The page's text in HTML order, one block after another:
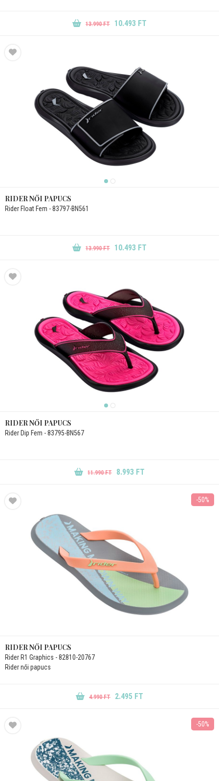
13.990 FT 10.493 FT
RIDER NŐI PAPUCS
Rider Float Fem - 83797-BN561
13.990 FT 10.493 FT
RIDER NŐI PAPUCS
Rider Dip Fem - 83795-BN567
11.990 FT 8.993 FT
-50%
RIDER NŐI PAPUCS
Rider R1 Graphics - 82810-20767
Rider női papucs
4.990 FT 2.495 FT
-50%